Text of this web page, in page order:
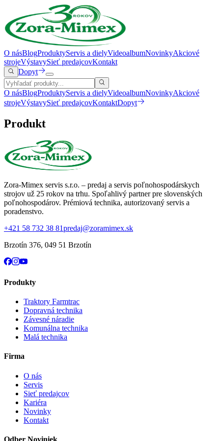
O násBlogProduktyServis a dielyVideoalbumNovinkyAkciové
strojeVýstavySieť predajcovKontakt
Dopyt
O násBlogProduktyServis a dielyVideoalbumNovinkyAkciové
strojeVýstavySieť predajcovKontaktDopyt
Produkt
Zora-Mimex servis s.r.o. – predaj a servis poľnohospodárskych
strojov už 25 rokov na trhu. Spoľahlivý partner pre slovenských
poľnohospodárov. Prémiová technika, autorizovaný servis a
poradenstvo.
+421 58 732 38 81predaj@zoramimex.sk
Brzotín 376, 049 51 Brzotín
Produkty
Traktory Farmtrac
Dopravná technika
Závesné náradie
Komunálna technika
Malá technika
Firma
O nás
Servis
Sieť predajcov
Kariéra
Novinky
Kontakt
Odber Noviniek